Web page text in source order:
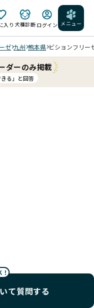
入り 犬種診断 ログイン メニュー
ゼ 九州 熊本県 ビションフリー
ダーのみ掲載
る」と回答
！
て質問する